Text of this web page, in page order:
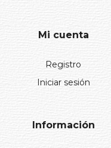
Mi cuenta
Registro
Iniciar sesión
Información